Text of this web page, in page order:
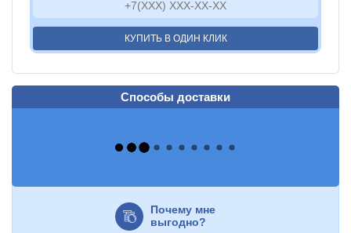
КУПИТЬ В ОДИН КЛИК
Способы доставки
Почему мне
выгодно?